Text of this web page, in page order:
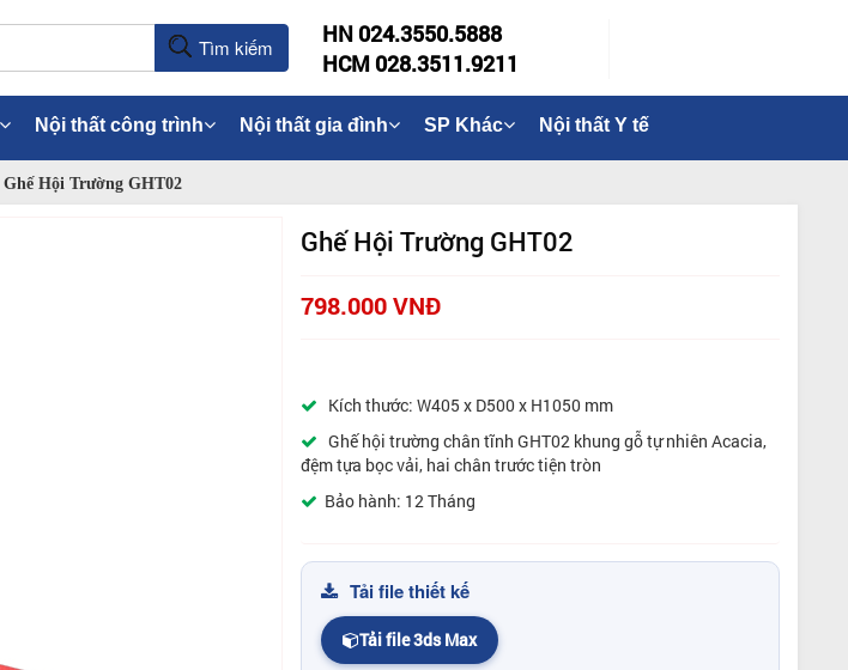
Tìm kiếm
HN 024.3550.5888
HCM 028.3511.9211
Nội thất công trình Nội thất gia đình SP Khác Nội thất Y tế
Ghế Hội Trường GHT02
Ghế Hội Trường GHT02
798.000 VNĐ
Kích thước: W405 x D500 x H1050 mm
Ghế hội trường chân tĩnh GHT02 khung gỗ tự nhiên Acacia,
đệm tựa bọc vải, hai chân trước tiện tròn
Bảo hành: 12 Tháng
Tải file thiết kế
Tải file 3ds Max